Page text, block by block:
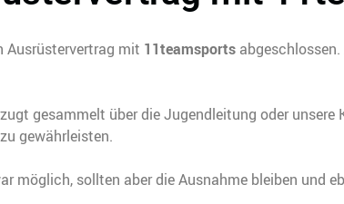
Ausrüstervertrag mit 11teamsports
gesammelt über die Jugendleitung oder
gewährleisten.
möglich, sollten aber die Ausnahme bleiben und